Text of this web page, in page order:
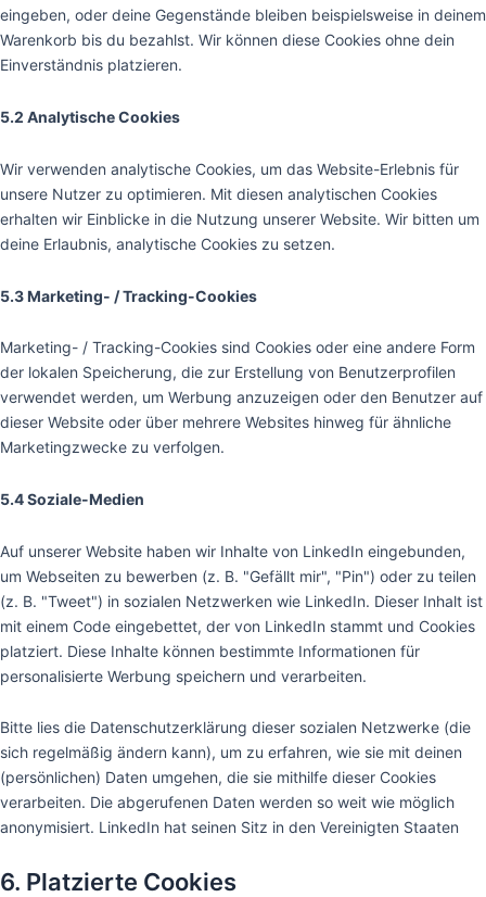
eingeben, oder deine Gegenstände bleiben beispielsweise in deinem
Warenkorb bis du bezahlst. Wir können diese Cookies ohne dein
Einverständnis platzieren.
5.2 Analytische Cookies
Wir verwenden analytische Cookies, um das Website-Erlebnis für
unsere Nutzer zu optimieren. Mit diesen analytischen Cookies
erhalten wir Einblicke in die Nutzung unserer Website. Wir bitten um
deine Erlaubnis, analytische Cookies zu setzen.
5.3 Marketing- / Tracking-Cookies
Marketing- / Tracking-Cookies sind Cookies oder eine andere Form
der lokalen Speicherung, die zur Erstellung von Benutzerprofilen
verwendet werden, um Werbung anzuzeigen oder den Benutzer auf
dieser Website oder über mehrere Websites hinweg für ähnliche
Marketingzwecke zu verfolgen.
5.4 Soziale-Medien
Auf unserer Website haben wir Inhalte von LinkedIn eingebunden,
um Webseiten zu bewerben (z. B. "Gefällt mir", "Pin") oder zu teilen
(z. B. "Tweet") in sozialen Netzwerken wie LinkedIn. Dieser Inhalt ist
mit einem Code eingebettet, der von LinkedIn stammt und Cookies
platziert. Diese Inhalte können bestimmte Informationen für
personalisierte Werbung speichern und verarbeiten.
Bitte lies die Datenschutzerklärung dieser sozialen Netzwerke (die
sich regelmäßig ändern kann), um zu erfahren, wie sie mit deinen
(persönlichen) Daten umgehen, die sie mithilfe dieser Cookies
verarbeiten. Die abgerufenen Daten werden so weit wie möglich
anonymisiert. LinkedIn hat seinen Sitz in den Vereinigten Staaten
6. Platzierte Cookies